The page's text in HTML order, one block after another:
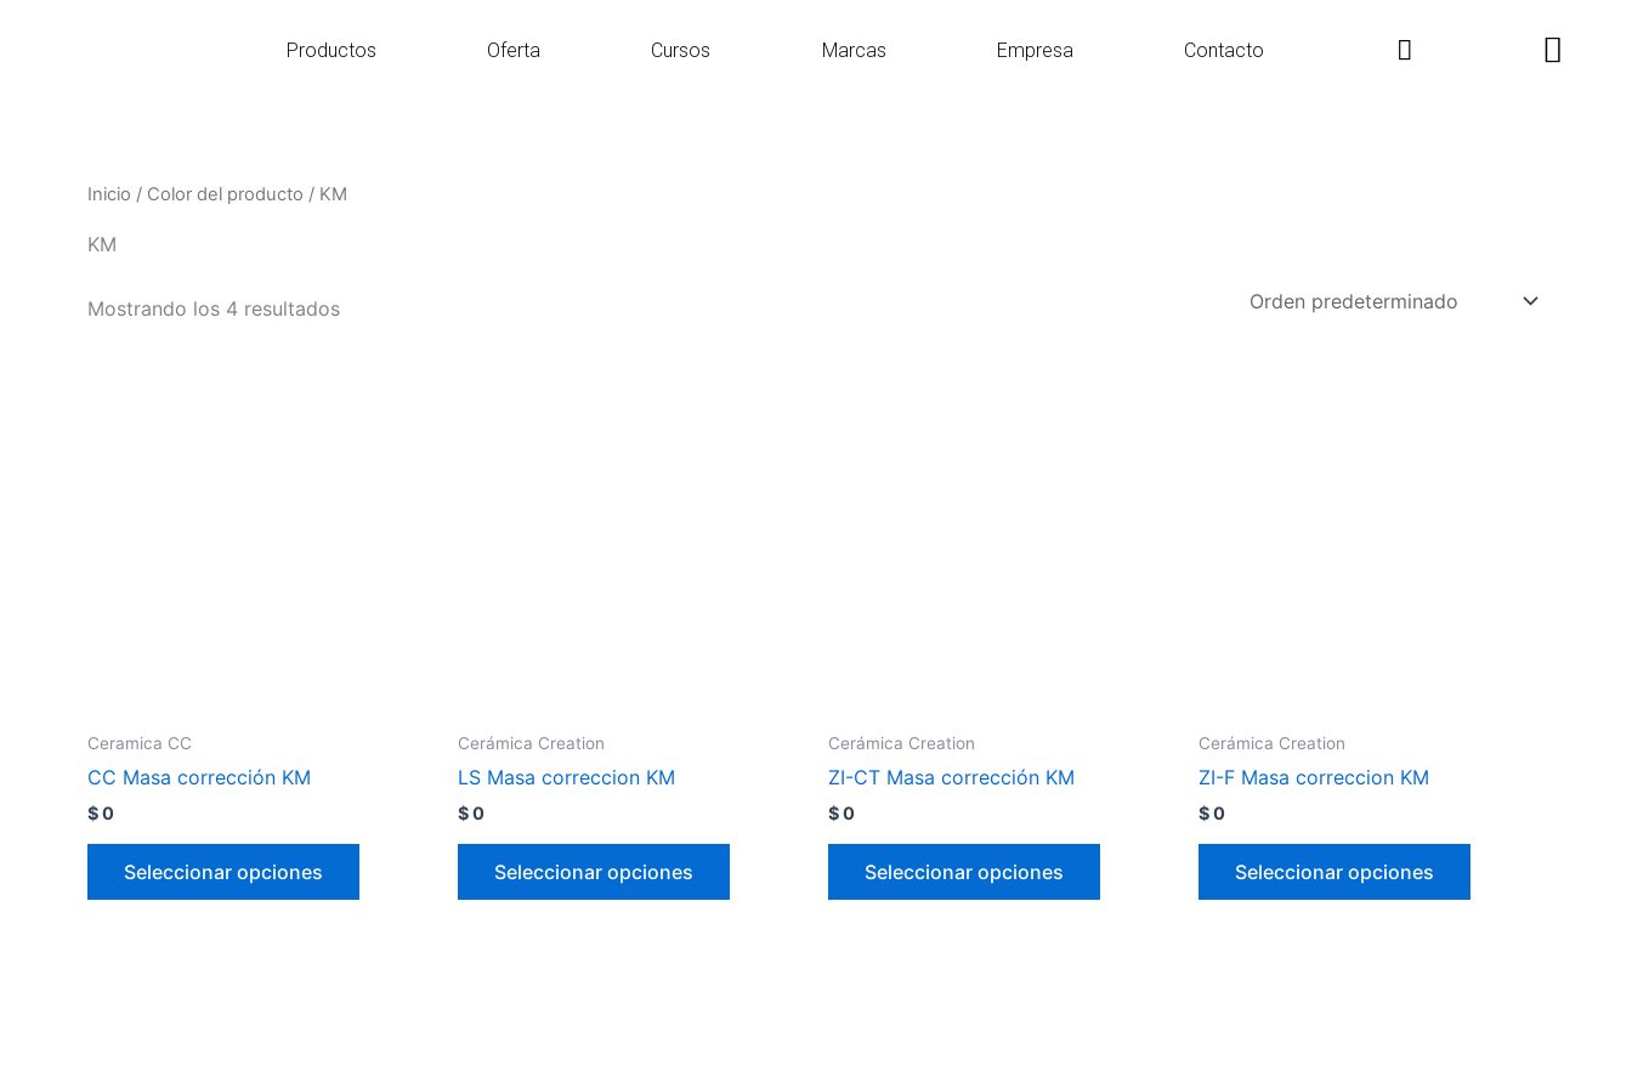
Productos Oferta Cursos Marcas Empresa Contacto Search
Inicio / Color del producto / KM
KM
Mostrando los 4 resultados
Ceramica CC
CC Masa corrección KM
$0
Seleccionar opciones
Cerámica Creation
LS Masa correccion KM
$0
Seleccionar opciones
Cerámica Creation
ZI-CT Masa corrección KM
$0
Seleccionar opciones
Cerámica Creation
ZI-F Masa correccion KM
$0
Seleccionar opciones